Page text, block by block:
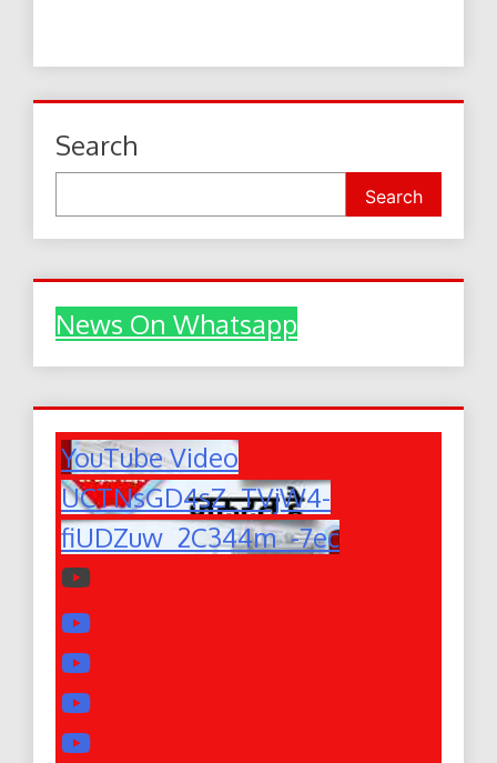
Search
Search
News On Whatsapp
YouTube Video
UCTNsGD4sZ_TVjW4-
fiUDZuw_2C344m_-7ec